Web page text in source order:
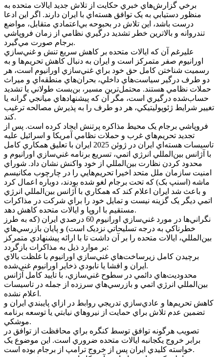
برخي گزارش‌هاي خبري حکايت از تلاش جديد ايالات متحده به
منظور دستيابي به يک توافق هسته‌اي با ايران دارند. اگر اين ادعا
درست باشد، اين تلاش در بحبوحه بي‌اعتمادي متقابل، مواضع
تندروانه و بالاترين خطر تشديد درگيري نظامي از زمان فروپاشي
برجام صورت مي‌گيرد.
عليرغم آن که ايالات متحده بر کاهش سريع تنش و غني‌سازي
اورانيوم صفر متمرکز است و ايران به دنبال کاهش تحريم‌ها و به
رسميت شناختن کامل حق خود براي غني‌سازي اورانيوم است، هر
دو طرف درگير سياست‌هاي داخلي، بحران‌هاي منطقه‌اي و ميراث
حملات نظامي هستند. محتمل‌ترين مسير، بن‌بست طولاني يا تشديد
حساب‌شده درگيري است، مگر آن که پيشنهاد‌هاي ميانجي گرانه يا
تغيير شرايط ژئوپوليتيکي، هر دو طرف را به پذيرش مصالحه ترغيب
کند.
فروپاشي برجام يک محيط مذاکره پرتنش ايجاد کرده است. پس از
تجديد تحريم‌هاي غرب و حملات نظامي آمريکا و اسرائيل عليه
تاسيسات هسته‌اي ايران در ژوئن 2025 ايران با تعليق همکاري کامل
با آژانس بين‌المللي انرژي اتمي، تسريع برنامه غني‌سازي اورانيوم و
محدود کردن نظارت بين‌المللي از خود واکنش نشان داد. شوراي
امنيت سازمان ملل متحد اخيرا تحريم‌هايي را در چارچوب مکانيسم
ماشه (اسنپ بک) که تحت برجام لغو شده بودند، دوباره اعمال کرد
و باعث شد ايران اعلام کند که همکاري با آژانس بين‌المللي انرژي
اتمي ديگر يک گزينه نيست و تمايل خود را براي شرکت در مذاکرات
مستقيم با اروپا و ايالات متحده کاهش دهد.
نگراني‌ها در مورد غني‌سازي اورانيوم 60 درصدي ايران (که به طرز
خطرناکي به درجه تسليحاتي نزديک است) و پايان بازرسي‌هاي
بين‌المللي، ايالات متحده را بر آن داشت تا با ارائه پيشنهادي متمرکز
بر موارد ذيل به مذاکرات بازگردد:
برچيدن کامل زيرساخت‌هاي غني‌سازي اورانيوم با غلظت بالاي
ايران و افشا يا نابودي ذخاير اورانيوم غني‌شده.
محدوديت‌هاي دائمي در سطوح غني‌سازي، با تاييد کامل آژانس
بين‌المللي انرژي اتمي و بازرسي‌هاي سرزده از جمله در تاسيسات
اعلام نشده.
کاهش تحريم‌ها و عادي‌سازي تدريجي روابط در ازاي پايبندي ايران و
تضمين عدم تلاش براي حمايت از نيرو‌هاي نيابتي يا توسعه برنامه
موشکي.
تصويب هرگونه توافق توسط کنگره براي محافظت از توافق در
برابر خروج يکجانبه ايالات متحده ضروري است. اين موضوع يک
خواسته کليدي ايران پس از خروج ترامپ از برجام بوده است.